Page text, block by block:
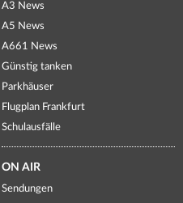
A3 News
A5 News
A661 News
Günstig tanken
Parkhäuser
Flugplan Frankfurt
Schulausfälle
ON AIR
Sendungen